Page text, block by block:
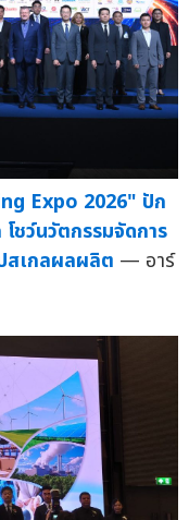
Expo 2026" ปัก
ชว์นวัตกรรมจัดการ
สเกลผลผลิต — อาร์